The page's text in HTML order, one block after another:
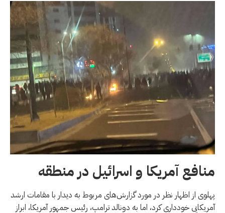
منافع آمریکا و اسرائیل در منطقه
پهلوی از اظهار نظر در مورد گزارش‌های مربوط به دیدار با مقامات ارشد
آمریکایی خودداری کرد، اما به دونالد ترامپ، رئیس جمهور آمریکا، ابراز